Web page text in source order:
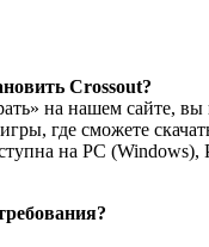
Crossout?
на нашем сайте, вы
где сможете
на PC (Windows),